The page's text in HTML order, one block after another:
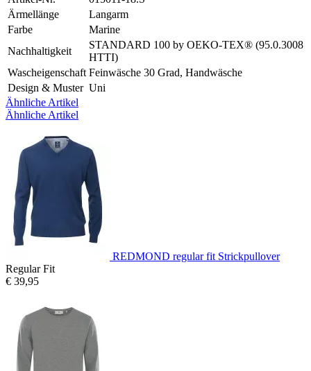
Ärmellänge
Langarm
Farbe
Marine
Nachhaltigkeit
STANDARD 100 by OEKO-TEX® (95.0.3008
HTTI)
Wascheigenschaft Feinwäsche 30 Grad, Handwäsche
Design & Muster Uni
Ähnliche Artikel
Ähnliche Artikel
REDMOND regular fit Strickpullover
Regular Fit
€ 39,95